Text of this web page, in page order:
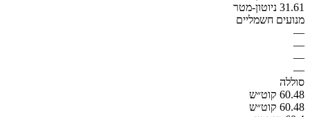
31.61 ניוטון-מטר
מנועים חשמליים
—
—
—
—
סוללה
60.48 קוט״ש
60.48 קוט״ש